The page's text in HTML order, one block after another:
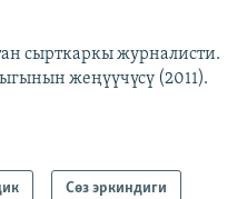
сырткаркы журналисти.
жеңүүчүсү (2011).
Сөз эркиндиги